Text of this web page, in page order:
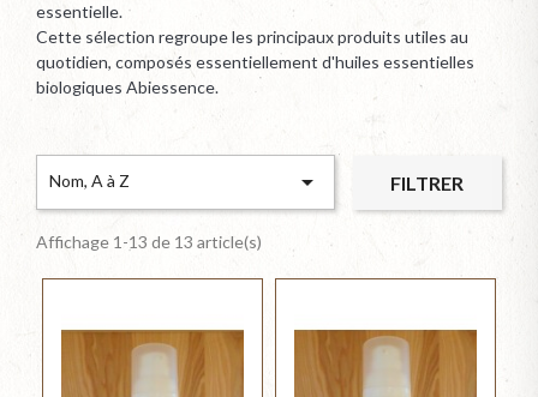
essentielle.
Cette sélection regroupe les principaux produits utiles au
quotidien, composés essentiellement d'huiles essentielles
biologiques Abiessence.
Nom, A à Z  FILTRER
Affichage 1-13 de 13 article(s)